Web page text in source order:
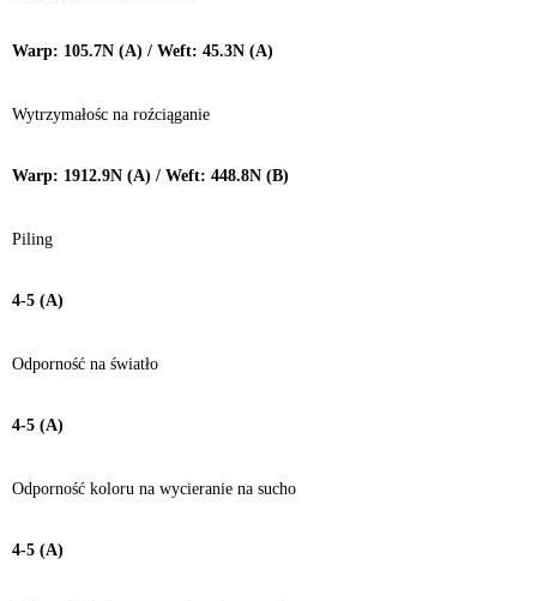
Warp: 105.7N (A) / Weft: 45.3N (A)
Wytrzymałośc na roźciąganie
Warp: 1912.9N (A) / Weft: 448.8N (B)
Piling
4-5 (A)
Odporność na światło
4-5 (A)
Odporność koloru na wycieranie na sucho
4-5 (A)